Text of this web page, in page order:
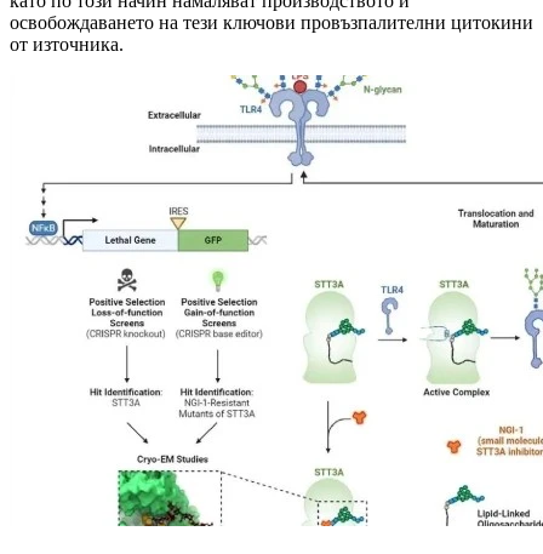
освобождаването на тези ключови провъзпалителни цитокини
от източника.